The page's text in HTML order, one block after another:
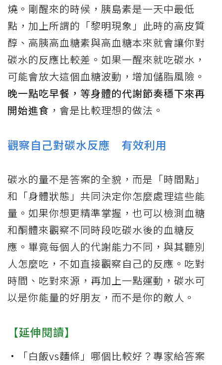
燒。剛醒來的時候，胰島素是一天中最低
點，加上所謂的「黎明現象」此時的高皮質
醇、高胰高血糖素與高血糖本來就會讓你對
碳水的反應比較差。如果一醒來就吃碳水，
可能會放大這個血糖波動，增加儲脂風險。
晚一點吃早餐，等身體的代謝節奏穩下來再
開始進食 ，會是比較理想的做法。
觀察自己對碳水反應 有效利用
碳水的量不是答案的全貌，而是「時間點」
和「身體狀態」共同決定你怎麼處理這些能
量。如果你想更精準掌握，也可以檢測血糖
和酮體來觀察不同時段吃碳水後的血糖反
應。畢竟每個人的代謝能力不同，與其聽別
人怎麼吃，不如直接觀察自己的反應。吃對
時間、吃對來源，再加上一點運動，碳水可
以是你能量的好朋友，而不是你的敵人。
【延伸閱讀】
·
「白飯vs麵條」哪個比較好？專家給答案